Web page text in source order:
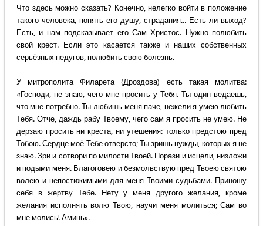
Что здесь можно сказать? Конечно, нелегко войти в положение
такого человека, понять его душу, страдания... Есть ли выход?
Есть, и нам подсказывает его Сам Христос. Нужно полюбить
свой крест. Если это касается также и наших собственных
серьёзных недугов, полюбить свою болезнь.
У митрополита Филарета (Дроздова) есть такая молитва:
«Господи, не знаю, чего мне просить у Тебя. Ты один ведаешь,
что мне потребно. Ты любишь меня паче, нежели я умею любить
Тебя. Отче, даждь рабу Твоему, чего сам я просить не умею. Не
дерзаю просить ни креста, ни утешения: только предстою пред
Тобою. Сердце моё Тебе отверсто; Ты зришь нужды, которых я не
знаю. Зри и сотвори по милости Твоей. Порази и исцели, низложи
и подыми меня. Благоговею и безмолвствую пред Твоею святою
волею и непостижимыми для меня Твоими судьбами. Приношу
себя в жертву Тебе. Нету у меня другого желания, кроме
желания исполнять волю Твою, научи меня молиться; Сам во
мне молись! Аминь».